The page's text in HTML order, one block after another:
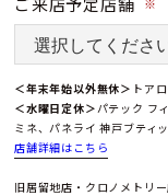
＜年末年始以外無休＞ トア
＜水曜日定休＞ パテック フ
ミネ、パネライ 神戸ブティ
店舗詳細はこちら
旧居留地店・クロノメトリ